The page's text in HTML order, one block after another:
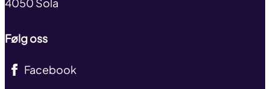
Følg oss
Facebook